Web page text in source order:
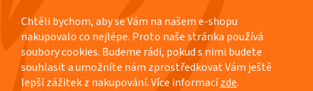
Chtěli bychom, aby se Vám na našem e-shopu
nakupovalo co nejlépe. Proto naše stránka používá
soubory cookies. Budeme rádi, pokud s nimi budete
souhlasit a umožníte nám zprostředkovat Vám ještě
lepší zážitek z nakupování.Více informacízde.